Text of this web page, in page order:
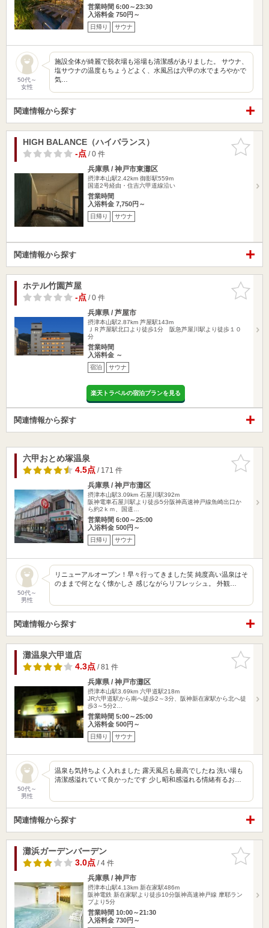
営業時間 6:00～23:30
入浴料金 750円～
日帰り サウナ
50代～
女性
施設全体が綺麗で脱衣場も浴場も清潔感がありました。 サウナ、
塩サウナの温度もちょうどよく、水風呂は六甲の水でまろやかで
気…
関連情報から探す
お気に入
りに追加
HIGH BALANCE（ハイバランス）
-点/ 0 件
兵庫県 / 神戸市東灘区
摂津本山駅2.42km 御影駅559m
国道2号経由・住吉六甲道線沿い
営業時間
入浴料金 7,750円～
日帰り サウナ
関連情報から探す
お気に入
りに追加
ホテル竹園芦屋
-点/ 0 件
兵庫県 / 芦屋市
摂津本山駅2.87km 芦屋駅143m
ＪＲ芦屋駅北口より徒歩1分 阪急芦屋川駅より徒歩１０
分
営業時間
入浴料金 ～
宿泊 サウナ
楽天トラベルの宿泊プランを見る
関連情報から探す
お気に入
りに追加
六甲おとめ塚温泉
4.5点/ 171 件
兵庫県 / 神戸市灘区
摂津本山駅3.09km 石屋川駅392m
阪神電車石屋川駅より徒歩5分阪神高速神戸線魚崎出口か
ら約2ｋｍ、国道…
営業時間 6:00～25:00
入浴料金 500円～
日帰り サウナ
50代～
男性
リニューアルオープン！早々行ってきました笑 純度高い温泉はそ
のままで何となく懐かしさ 感じながらリフレッシュ。 外観…
関連情報から探す
お気に入
りに追加
灘温泉六甲道店
4.3点/ 81 件
兵庫県 / 神戸市灘区
摂津本山駅3.69km 六甲道駅218m
JR六甲道駅から南へ徒歩2～3分、阪神新在家駅から北へ徒
歩3～5分2…
営業時間 5:00～25:00
入浴料金 500円～
日帰り サウナ
50代～
男性
温泉も気持ちよく入れました 露天風呂も最高でしたね 洗い場も
清潔感溢れていて良かったです 少し昭和感溢れる情緒有るお…
関連情報から探す
お気に入
りに追加
灘浜ガーデンバーデン
3.0点/ 4 件
兵庫県 / 神戸市
摂津本山駅4.13km 新在家駅486m
阪神電鉄 新在家駅より徒歩10分阪神高速神戸線 摩耶ラン
プより5分
営業時間 10:00～21:30
入浴料金 730円～